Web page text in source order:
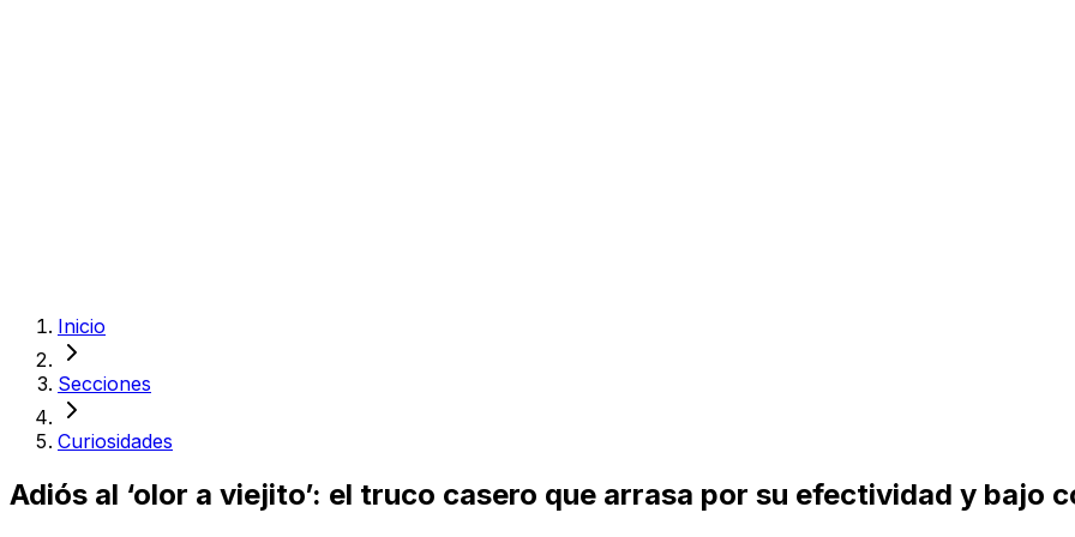
Inicio
Secciones
Curiosidades
Adiós al ‘olor a viejito’: el truco casero que arrasa por su efectividad y bajo